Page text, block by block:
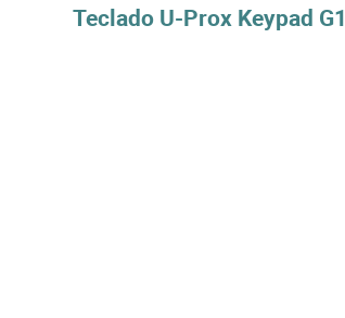
Teclado U-Prox Keypad G1